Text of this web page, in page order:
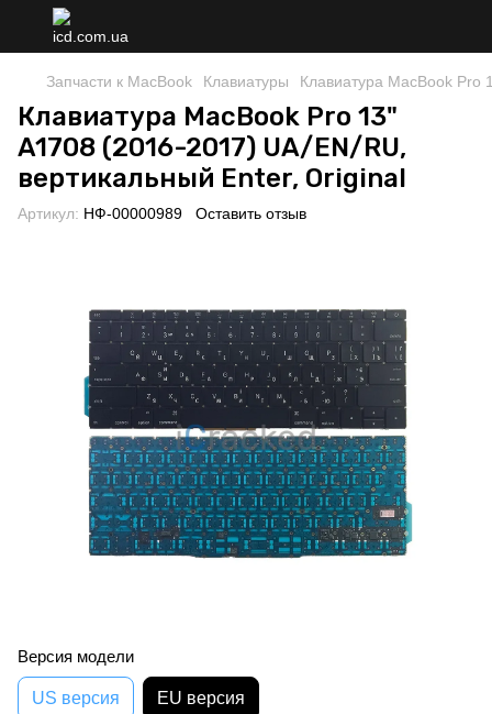
Запчасти к MacBook Клавиатуры Клавиатура MacBook Pro
Клавиатура MacBook Pro 13"
A1708 (2016-2017) UA/EN/RU,
вертикальный Enter, Original
Артикул: НФ-00000989 Оставить отзыв
Версия модели
US версия EU версия